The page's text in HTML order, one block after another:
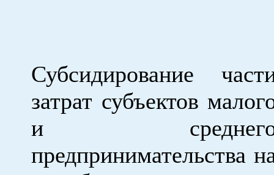
Субсидирование
затрат субъектов
и
предпринимательства